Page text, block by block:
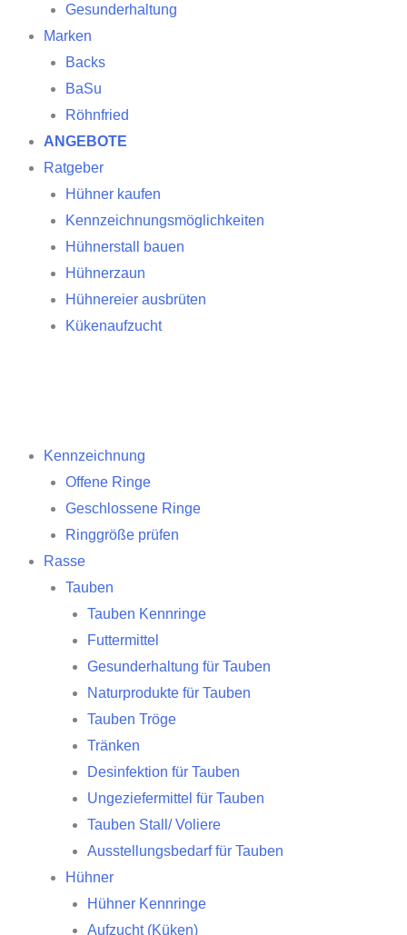
Gesunderhaltung
Marken
Backs
BaSu
Röhnfried
ANGEBOTE
Ratgeber
Hühner kaufen
Kennzeichnungsmöglichkeiten
Hühnerstall bauen
Hühnerzaun
Hühnereier ausbrüten
Kükenaufzucht
Kennzeichnung
Offene Ringe
Geschlossene Ringe
Ringgröße prüfen
Rasse
Tauben
Tauben Kennringe
Futtermittel
Gesunderhaltung für Tauben
Naturprodukte für Tauben
Tauben Tröge
Tränken
Desinfektion für Tauben
Ungeziefermittel für Tauben
Tauben Stall/ Voliere
Ausstellungsbedarf für Tauben
Hühner
Hühner Kennringe
Aufzucht (Küken)